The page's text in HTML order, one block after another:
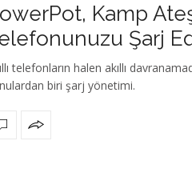
Kamp
Şarj
telefonların halen akıllı
biri şarj yönetimi.